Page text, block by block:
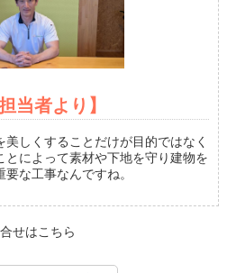
当者より】
しくすることだけが目的ではなく
とによって素材や下地を守り建物を
な工事なんですね。
せはこちら